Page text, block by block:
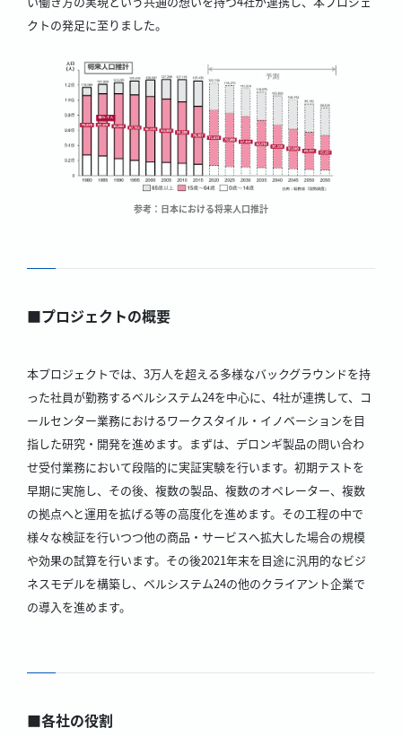
クトの発足に至りました。
参考：日本における将来人口推計
■プロジェクトの概要
本プロジェクトでは、3万人を超える多様なバックグラウンドを持
った社員が勤務するベルシステム24を中心に、4社が連携して、コ
ールセンター業務におけるワークスタイル・イノベーションを目
指した研究・開発を進めます。まずは、デロンギ製品の問い合わ
せ受付業務において段階的に実証実験を行います。初期テストを
早期に実施し、その後、複数の製品、複数のオペレーター、複数
の拠点へと運用を拡げる等の高度化を進めます。その工程の中で
様々な検証を行いつつ他の商品・サービスへ拡大した場合の規模
や効果の試算を行います。その後2021年末を目途に汎用的なビジ
ネスモデルを構築し、ベルシステム24の他のクライアント企業で
の導入を進めます。
■各社の役割